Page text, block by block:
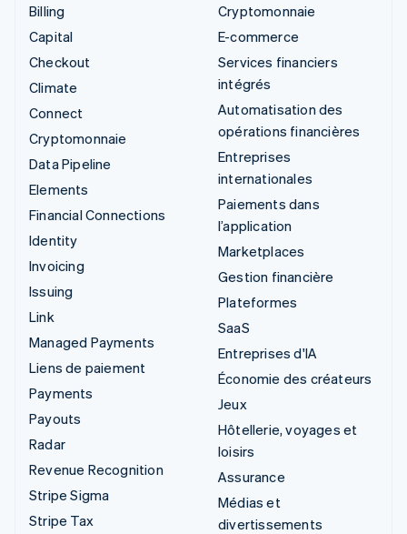
Billing
Capital
Checkout
Climate
Connect
Cryptomonnaie
Data Pipeline
Elements
Financial Connections
Identity
Invoicing
Issuing
Link
Managed Payments
Liens de paiement
Payments
Payouts
Radar
Revenue Recognition
Stripe Sigma
Stripe Tax
Cryptomonnaie
E-commerce
Services financiers
intégrés
Automatisation des
opérations financières
Entreprises
internationales
Paiements dans
l’application
Marketplaces
Gestion financière
Plateformes
SaaS
Entreprises d'IA
Économie des créateurs
Jeux
Hôtellerie, voyages et
loisirs
Assurance
Médias et
divertissements